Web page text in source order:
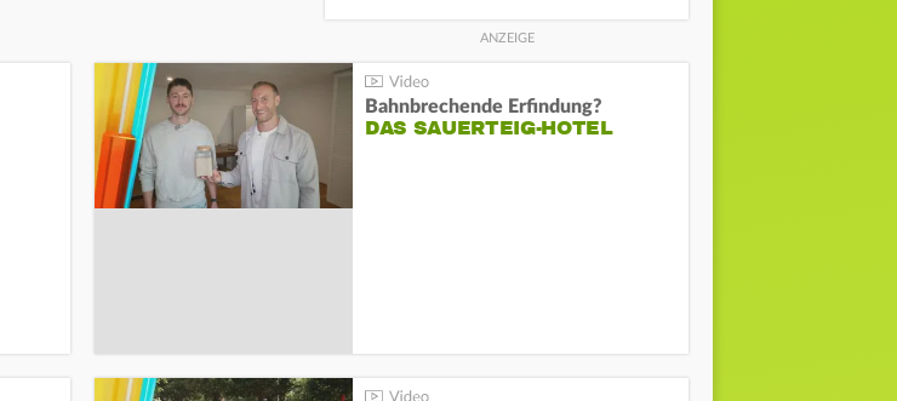
Bahnbrechende Erfindung?
DAS SAUERTEIG-HOTEL